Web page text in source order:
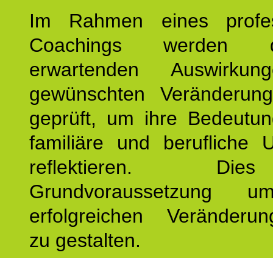
Im Rahmen eines
Coachings
erwartenden
gewünschten
geprüft, um ihre
familiäre und berufliche
reflektieren.
Grundvoraussetzung
erfolgreichen
zu gestalten.